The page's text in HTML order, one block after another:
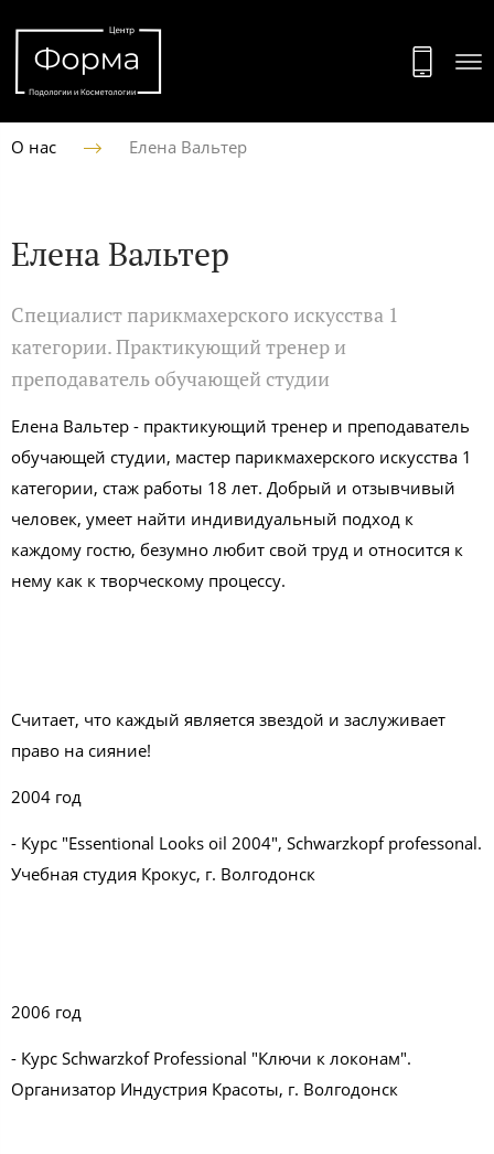
О нас Елена Вальтер
Елена Вальтер
Специалист парикмахерского искусства 1
категории. Практикующий тренер и
преподаватель обучающей студии
Елена Вальтер - практикующий тренер и преподаватель
обучающей студии, мастер парикмахерского искусства 1
категории, стаж работы 18 лет. Добрый и отзывчивый
человек, умеет найти индивидуальный подход к
каждому гостю, безумно любит свой труд и относится к
нему как к творческому процессу.
Считает, что каждый является звездой и заслуживает
право на сияние!
2004 год
- Курс "Essentional Looks oil 2004", Schwarzkopf professonal.
Учебная студия Крокус, г. Волгодонск
2006 год
- Курс Schwarzkof Professional "Ключи к локонам".
Организатор Индустрия Красоты, г. Волгодонск